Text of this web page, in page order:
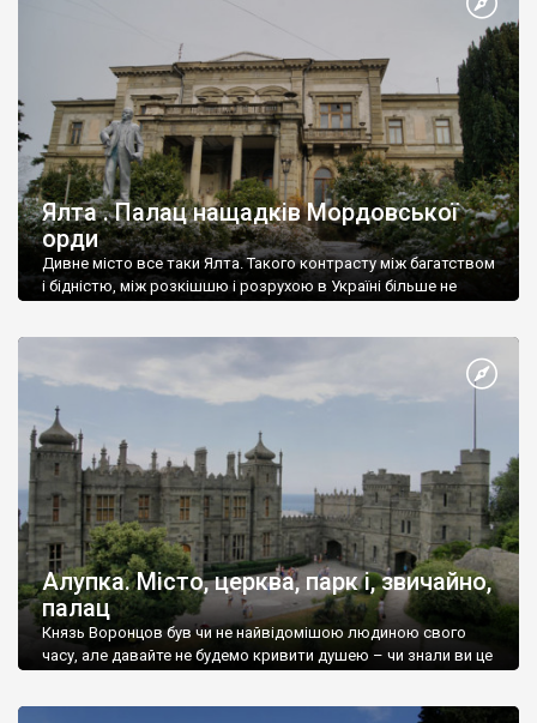
Ялта . Палац нащадків Мордовської
орди
Дивне місто все таки Ялта. Такого контрасту між багатством
і бідністю, між розкішшю і розрухою в Україні більше не
Алупка. Місто, церква, парк і, звичайно,
палац
Князь Воронцов був чи не найвідомішою людиною свого
часу, але давайте не будемо кривити душею – чи знали ви це